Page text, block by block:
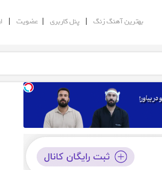
بهترین آهنگ زنگ |پنل کاربری | عضویت |